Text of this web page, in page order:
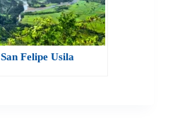
San Felipe Usila